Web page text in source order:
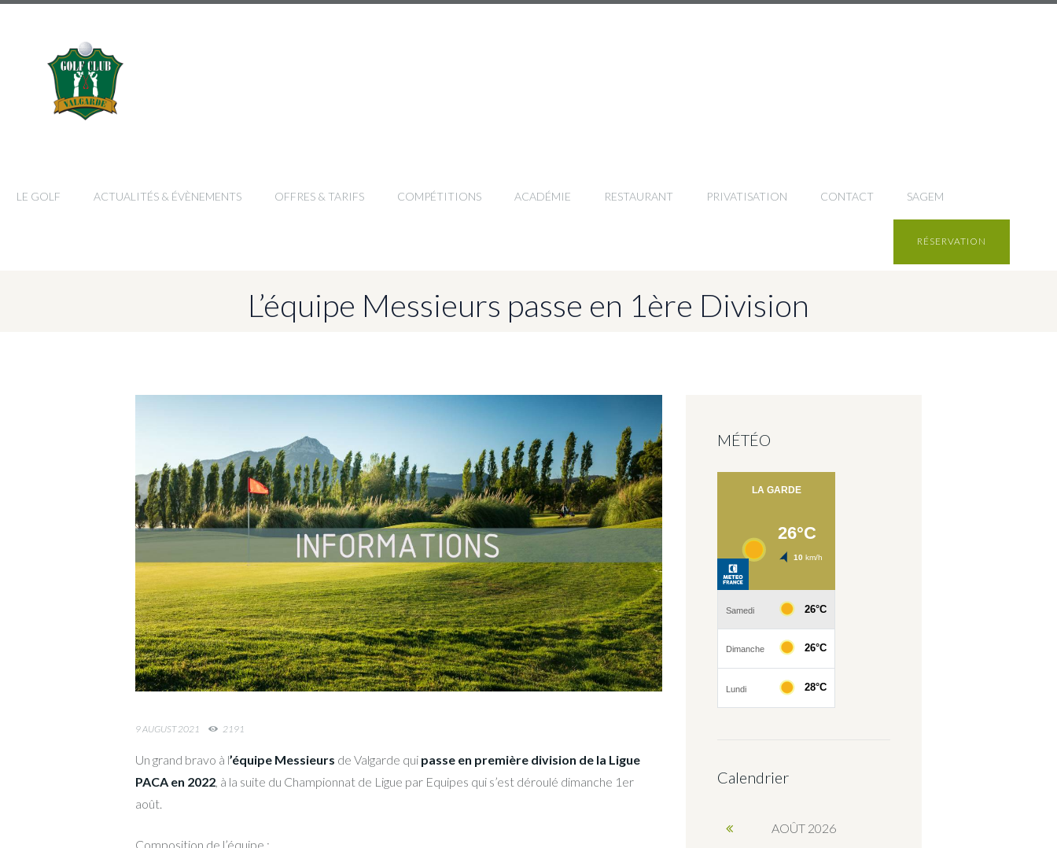
LE GOLF ACTUALITÉS & ÉVÈNEMENTS OFFRES & TARIFS COMPÉTITIONS ACADÉMIE RESTAURANT PRIVATISATION CONTACT SAGEM
RÉSERVATION
L’équipe Messieurs passe en 1ère Division
9 AUGUST 2021 2191
Un grand bravo à l’équipe Messieurs de Valgarde qui passe en première division de la Ligue
PACA en 2022, à la suite du Championnat de Ligue par Equipes qui s’est déroulé dimanche 1er
août.
Composition de l’équipe :
MÉTÉO
Calendrier
AOÛT 2026